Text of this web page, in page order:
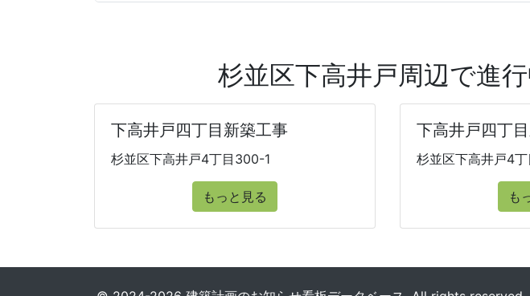
杉並区下高井戸周辺で進
下高井戸四丁目新築工事
杉並区下高井戸4丁目300-1
もっと見る
下高井戸四丁
杉並区下高井戸4
も